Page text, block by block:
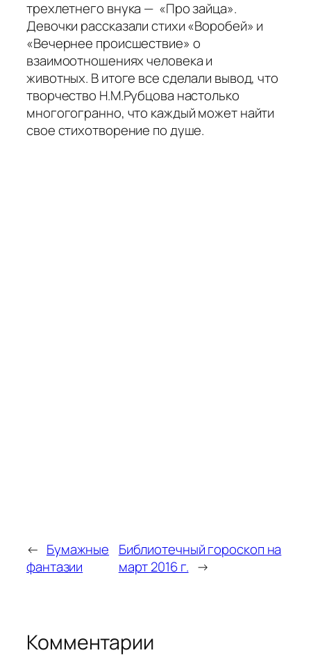
трехлетнего внука — «Про зайца».
Девочки рассказали стихи «Воробей» и
«Вечернее происшествие» о
взаимоотношениях человека и
животных. В итоге все сделали вывод, что
творчество Н.М.Рубцова настолько
многогогранно, что каждый может найти
свое стихотворение по душе.
← Бумажные
фантазии
Библиотечный гороскоп на
март 2016 г. →
Комментарии